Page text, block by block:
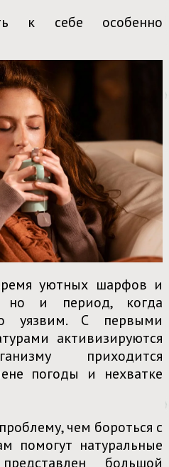
к себе особенно
уютных шарфов и
но и период, когда
уязвим. С первыми
активизируются
приходится
погоды и нехватке
чем бороться с
помогут натуральные
большой